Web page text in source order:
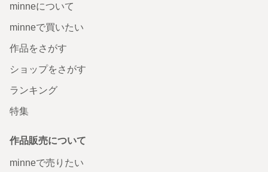
minneについて
minneで買いたい
作品をさがす
ショップをさがす
ランキング
特集
作品販売について
minneで売りたい